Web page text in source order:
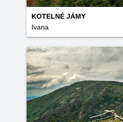
KOTELNÉ JÁMY
Ivana